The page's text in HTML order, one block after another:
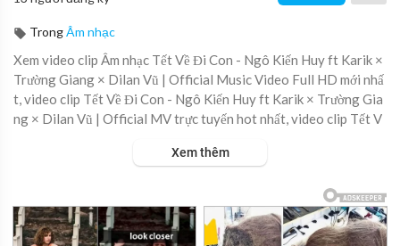
TrongÂm nhạc
Xem video clip Âm nhạc Tết Về Đi Con - Ngô Kiến Huy ft Karik ×
Trường Giang × Dilan Vũ | Official Music Video Full HD mới nhấ
t, video clip Tết Về Đi Con - Ngô Kiến Huy ft Karik × Trường Gia
ng × Dilan Vũ | Official MV trực tuyến hot nhất, video clip Tết V
ficial Music Video online hay nhất.
Composer Rap : Karik
Xem thêm